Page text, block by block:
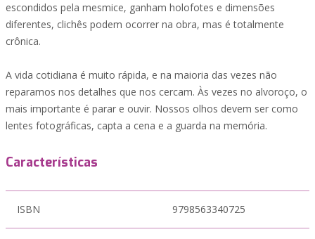
escondidos pela mesmice, ganham holofotes e dimensões
diferentes, clichês podem ocorrer na obra, mas é totalmente
crônica.
A vida cotidiana é muito rápida, e na maioria das vezes não
reparamos nos detalhes que nos cercam. Às vezes no alvoroço, o
mais importante é parar e ouvir. Nossos olhos devem ser como
lentes fotográficas, capta a cena e a guarda na memória.
Características
ISBN 9798563340725